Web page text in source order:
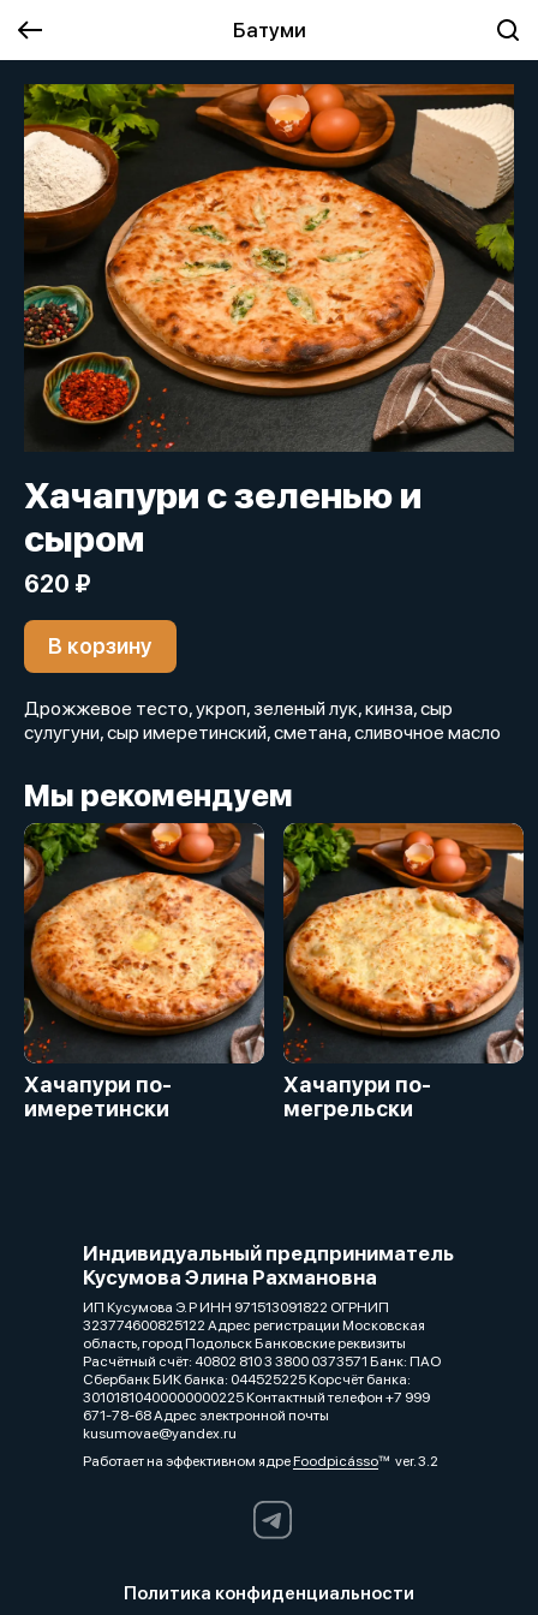
Батуми
Хачапури с зеленью и
сыром
620 ₽
В корзину
Дрожжевое тесто, укроп, зеленый лук, кинза, сыр
сулугуни, сыр имеретинский, сметана, сливочное масло
Мы рекомендуем
Хачапури по-
имеретински
Хачапури по-
мегрельски
Индивидуальный предприниматель
Кусумова Элина Рахмановна
ИП Кусумова Э. Р ИНН 971513091822 ОГРНИП
323774600825122 Адрес регистрации Московская
область, город Подольск Банковские реквизиты
Расчётный счёт: 40802 810 3 3800 0373571 Банк: ПАО
Сбербанк БИК банка: 044525225 Корсчёт банка:
30101810400000000225 Контактный телефон +7 999
671-78-68 Адрес электронной почты
kusumovae@yandex.ru
Работает на эффективном ядреFoodpicássover. 3.2
Политика конфиденциальности